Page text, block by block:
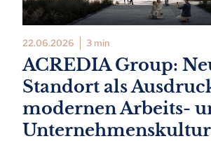
22.06.2026 3 min
ACREDIA Group:
Standort als
modernen Arbeits-
Unternehmenskultur